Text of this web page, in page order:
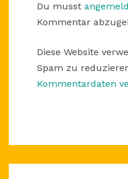
Du musst
Kommentar
Diese Website
Spam zu
Kommentardaten